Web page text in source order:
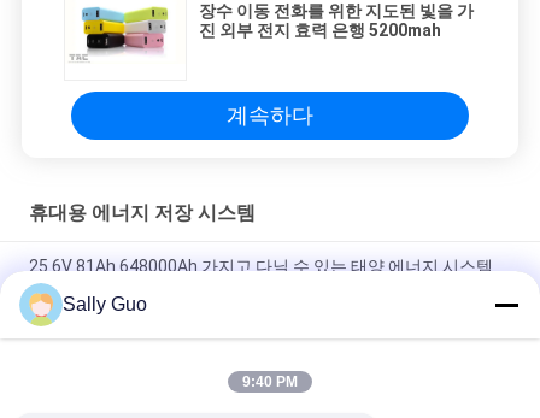
장수 이동 전화를 위한 지도된 빛을 가
진 외부 전지 효력 은행 5200mah
계속하다
휴대용 에너지 저장 시스템
25.6V 81Ah 648000Ah 가지고 다닐 수 있는 태양 에너지 시스템
발전기 전원 공급기 파워 뱅크
옥외 휴대용 에너지 저장 체계 2000W 3.7V 리튬 전지
재충전이 가능한 1500W 가지고 다닐 수 있는 에너지 저장 시스템
Sally Guo
9:40 PM